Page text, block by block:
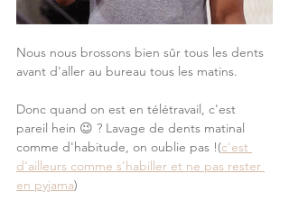
Nous nous brossons bien sûr tous les dents
avant d'aller au bureau tous les matins.
Donc quand on est en télétravail, c'est
pareil hein 😉 ? Lavage de dents matinal
comme d'habitude, on oublie pas !(c'est
d'ailleurs comme s'habiller et ne pas rester
en pyjama)